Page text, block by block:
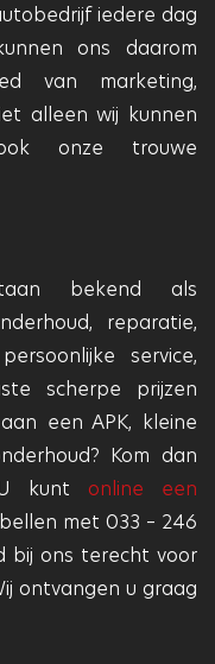
iedere dag
ons daarom
van marketing,
alleen wij kunnen
onze trouwe
bekend als
reparatie,
service,
scherpe prijzen
een APK, kleine
Kom dan
kunt online een
met 033 – 246
bij ons terecht voor
ontvangen u graag